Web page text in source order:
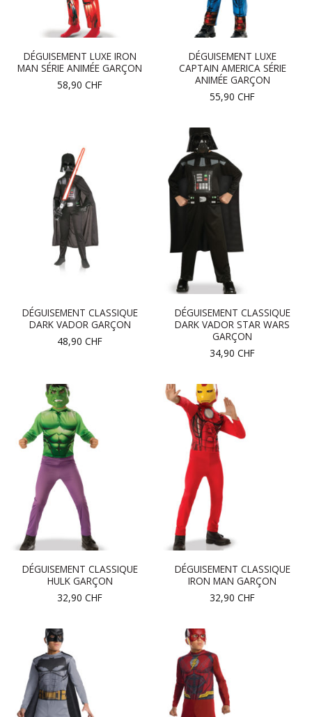
DÉGUISEMENT LUXE IRON
MAN SÉRIE ANIMÉE GARÇON
58,90 CHF
DÉGUISEMENT LUXE
CAPTAIN AMERICA SÉRIE
ANIMÉE GARÇON
55,90 CHF
DÉGUISEMENT CLASSIQUE
DARK VADOR GARÇON
48,90 CHF
DÉGUISEMENT CLASSIQUE
DARK VADOR STAR WARS
GARÇON
34,90 CHF
DÉGUISEMENT CLASSIQUE
HULK GARÇON
32,90 CHF
DÉGUISEMENT CLASSIQUE
IRON MAN GARÇON
32,90 CHF